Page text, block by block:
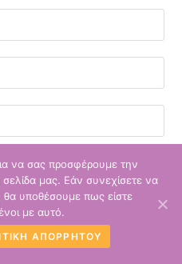
ιστότοπο μου σε αυτόν τον
σχολιάσω.
να σας προσφέρουμε την
μας. Εάν συνεχίσετε να
θα υποθέσουμε πως είστε
με αυτό.
ΑΠΟΡΡΉΤΟΥ